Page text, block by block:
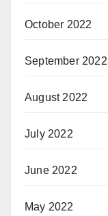
October 2022
September 2022
August 2022
July 2022
June 2022
May 2022